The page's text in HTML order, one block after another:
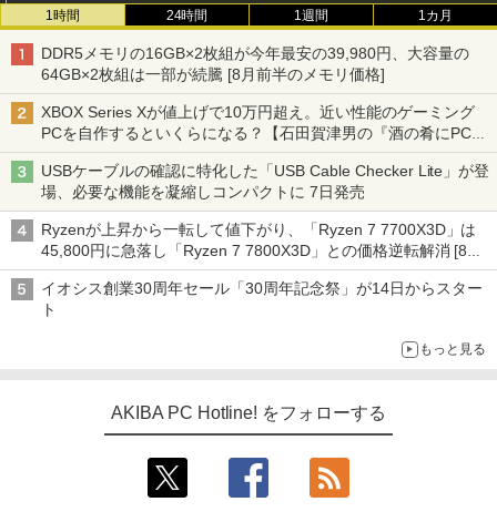
1時間 24時間 1週間 1カ月
DDR5メモリの16GB×2枚組が今年最安の39,980円、大容量の
64GB×2枚組は一部が続騰 [8月前半のメモリ価格]
XBOX Series Xが値上げで10万円超え。近い性能のゲーミング
PCを自作するといくらになる？【石田賀津男の『酒の肴にPCゲ
ーム』】
USBケーブルの確認に特化した「USB Cable Checker Lite」が登
場、必要な機能を凝縮しコンパクトに 7日発売
Ryzenが上昇から一転して値下がり、「Ryzen 7 7700X3D」は
45,800円に急落し「Ryzen 7 7800X3D」との価格逆転解消 [8月
前半のCPU価格]
イオシス創業30周年セール「30周年記念祭」が14日からスター
ト
もっと見る
AKIBA PC Hotline! をフォローする